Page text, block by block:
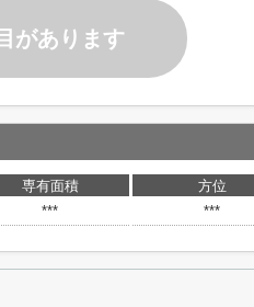
があります
専有面積 方位
*** ***